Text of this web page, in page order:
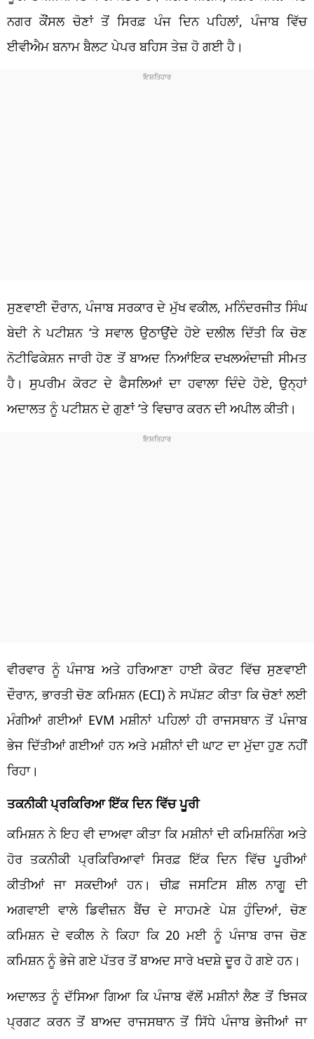
ਨਗਰ ਕੌਂਸਲ ਚੋਣਾਂ ਤੋਂ ਸਿਰਫ਼ ਪੰਜ ਦਿਨ ਪਹਿਲਾਂ, ਪੰਜਾਬ ਵਿੱਚ
ਈਵੀਐਮ ਬਨਾਮ ਬੈਲਟ ਪੇਪਰ ਬਹਿਸ ਤੇਜ਼ ਹੋ ਗਈ ਹੈ।
ਸੁਣਵਾਈ ਦੌਰਾਨ, ਪੰਜਾਬ ਸਰਕਾਰ ਦੇ ਮੁੱਖ ਵਕੀਲ, ਮਨਿੰਦਰਜੀਤ ਸਿੰਘ
ਬੇਦੀ ਨੇ ਪਟੀਸ਼ਨ ‘ਤੇ ਸਵਾਲ ਉਠਾਉਂਦੇ ਹੋਏ ਦਲੀਲ ਦਿੱਤੀ ਕਿ ਚੋਣ
ਨੋਟੀਫਿਕੇਸ਼ਨ ਜਾਰੀ ਹੋਣ ਤੋਂ ਬਾਅਦ ਨਿਆਂਇਕ ਦਖਲਅੰਦਾਜ਼ੀ ਸੀਮਤ
ਹੈ। ਸੁਪਰੀਮ ਕੋਰਟ ਦੇ ਫੈਸਲਿਆਂ ਦਾ ਹਵਾਲਾ ਦਿੰਦੇ ਹੋਏ, ਉਨ੍ਹਾਂ
ਅਦਾਲਤ ਨੂੰ ਪਟੀਸ਼ਨ ਦੇ ਗੁਣਾਂ ‘ਤੇ ਵਿਚਾਰ ਕਰਨ ਦੀ ਅਪੀਲ ਕੀਤੀ।
ਵੀਰਵਾਰ ਨੂੰ ਪੰਜਾਬ ਅਤੇ ਹਰਿਆਣਾ ਹਾਈ ਕੋਰਟ ਵਿੱਚ ਸੁਣਵਾਈ
ਦੌਰਾਨ, ਭਾਰਤੀ ਚੋਣ ਕਮਿਸ਼ਨ (ECI) ਨੇ ਸਪੱਸ਼ਟ ਕੀਤਾ ਕਿ ਚੋਣਾਂ ਲਈ
ਮੰਗੀਆਂ ਗਈਆਂ EVM ਮਸ਼ੀਨਾਂ ਪਹਿਲਾਂ ਹੀ ਰਾਜਸਥਾਨ ਤੋਂ ਪੰਜਾਬ
ਭੇਜ ਦਿੱਤੀਆਂ ਗਈਆਂ ਹਨ ਅਤੇ ਮਸ਼ੀਨਾਂ ਦੀ ਘਾਟ ਦਾ ਮੁੱਦਾ ਹੁਣ ਨਹੀਂ
ਰਿਹਾ।
ਤਕਨੀਕੀ ਪ੍ਰਕਿਰਿਆ ਇੱਕ ਦਿਨ ਵਿੱਚ ਪੂਰੀ
ਕਮਿਸ਼ਨ ਨੇ ਇਹ ਵੀ ਦਾਅਵਾ ਕੀਤਾ ਕਿ ਮਸ਼ੀਨਾਂ ਦੀ ਕਮਿਸ਼ਨਿੰਗ ਅਤੇ
ਹੋਰ ਤਕਨੀਕੀ ਪ੍ਰਕਿਰਿਆਵਾਂ ਸਿਰਫ਼ ਇੱਕ ਦਿਨ ਵਿੱਚ ਪੂਰੀਆਂ
ਕੀਤੀਆਂ ਜਾ ਸਕਦੀਆਂ ਹਨ। ਚੀਫ਼ ਜਸਟਿਸ ਸ਼ੀਲ ਨਾਗੂ ਦੀ
ਅਗਵਾਈ ਵਾਲੇ ਡਿਵੀਜ਼ਨ ਬੈਂਚ ਦੇ ਸਾਹਮਣੇ ਪੇਸ਼ ਹੁੰਦਿਆਂ, ਚੋਣ
ਕਮਿਸ਼ਨ ਦੇ ਵਕੀਲ ਨੇ ਕਿਹਾ ਕਿ 20 ਮਈ ਨੂੰ ਪੰਜਾਬ ਰਾਜ ਚੋਣ
ਕਮਿਸ਼ਨ ਨੂੰ ਭੇਜੇ ਗਏ ਪੱਤਰ ਤੋਂ ਬਾਅਦ ਸਾਰੇ ਖਦਸ਼ੇ ਦੂਰ ਹੋ ਗਏ ਹਨ।
ਅਦਾਲਤ ਨੂੰ ਦੱਸਿਆ ਗਿਆ ਕਿ ਪੰਜਾਬ ਵੱਲੋਂ ਮਸ਼ੀਨਾਂ ਲੈਣ ਤੋਂ ਝਿਜਕ
ਪ੍ਰਗਟ ਕਰਨ ਤੋਂ ਬਾਅਦ ਰਾਜਸਥਾਨ ਤੋਂ ਸਿੱਧੇ ਪੰਜਾਬ ਭੇਜੀਆਂ ਜਾ